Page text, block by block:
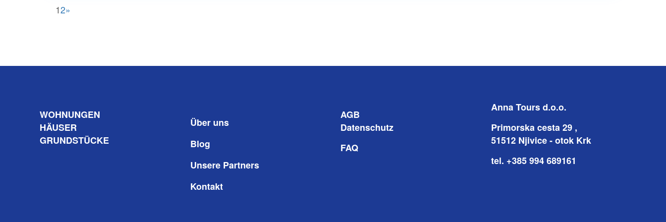
12»
WOHNUNGEN
HÄUSER
GRUNDSTÜCKE
Über uns
Blog
Unsere Partners
Kontakt
AGB
Datenschutz
FAQ
Anna Tours d.o.o.
Primorska cesta 29 ,
51512 Njivice - otok Krk
tel. +385 994 689161